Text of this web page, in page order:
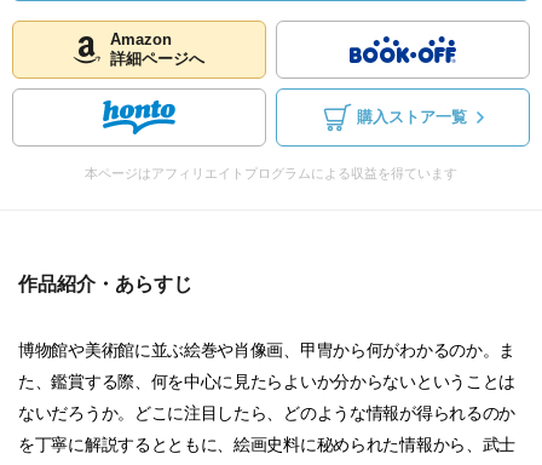
Amazon
詳細ページへ
購入ストア一覧
本ページはアフィリエイトプログラムによる収益を得ています
作品紹介・あらすじ
博物館や美術館に並ぶ絵巻や肖像画、甲冑から何がわかるのか。ま
た、鑑賞する際、何を中心に見たらよいか分からないということは
ないだろうか。どこに注目したら、どのような情報が得られるのか
を丁寧に解説するとともに、絵画史料に秘められた情報から、武士